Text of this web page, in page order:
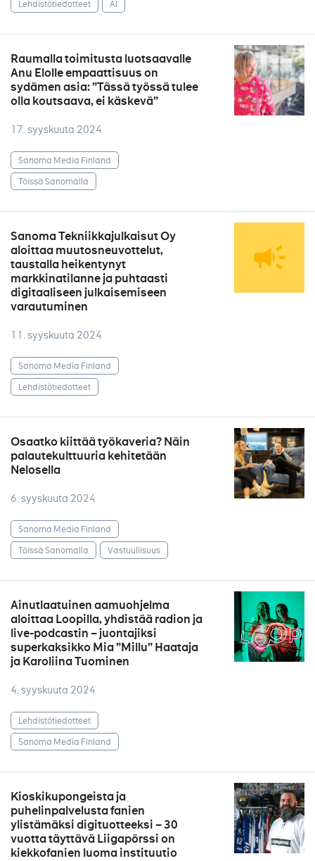
Lehdistötiedotteet AI
Raumalla toimitusta luotsaavalle
Anu Elolle empaattisuus on
sydämen asia: ”Tässä työssä tulee
olla koutsaava, ei käskevä”
17. syyskuuta 2024
Sanoma Media Finland
Töissä Sanomalla
Sanoma Tekniikkajulkaisut Oy
aloittaa muutosneuvottelut,
taustalla heikentynyt
markkinatilanne ja puhtaasti
digitaaliseen julkaisemiseen
varautuminen
11. syyskuuta 2024
Sanoma Media Finland
Lehdistötiedotteet
Osaatko kiittää työkaveria? Näin
palautekulttuuria kehitetään
Nelosella
6. syyskuuta 2024
Sanoma Media Finland
Töissä Sanomalla
Vastuullisuus
Ainutlaatuinen aamuohjelma
aloittaa Loopilla, yhdistää radion ja
live-podcastin – juontajiksi
superkaksikko Mia ”Millu” Haataja
ja Karoliina Tuominen
4. syyskuuta 2024
Lehdistötiedotteet
Sanoma Media Finland
Kioskikupongeista ja
puhelinpalvelusta fanien
ylistämäksi digituotteeksi – 30
vuotta täyttävä Liigapörssi on
kiekkofanien luoma instituutio